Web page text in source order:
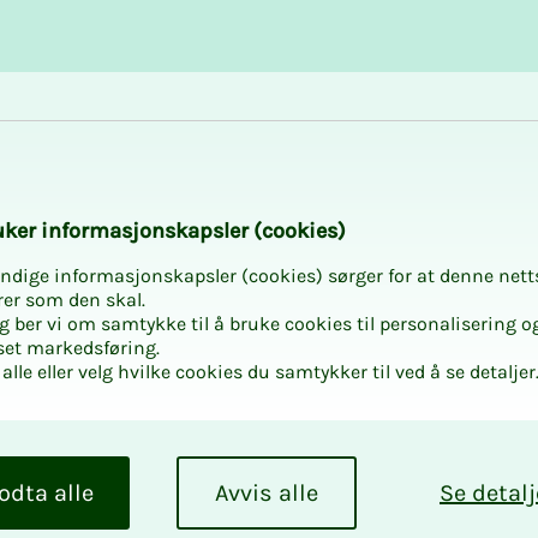
di­­gi­ta­­le pro­­ses­­ser
in­­­for­­­ma­­­sjons­­­kaps­­­­­ler (cookies)
informasjonskapsler (cookies) sørger for at denne
som den skal.
ber vi om samtykke til å bruke cookies til personalisering
markedsføring.
eller velg hvilke cookies du samtykker til ved å se detaljer.
Se
Avvis alle
alle